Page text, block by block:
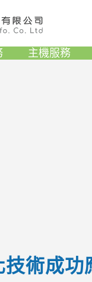
主機服務
術成功